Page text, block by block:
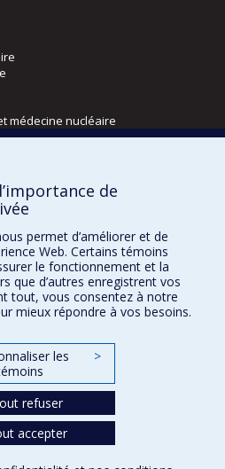
médecine nucléaire
l’activité physique
de
permet d’améliorer et de
Web. Certains témoins
le fonctionnement et la
que d’autres enregistrent vos
tout, vous consentez à notre
mieux répondre à vos besoins.
les
>
refuser
accepter